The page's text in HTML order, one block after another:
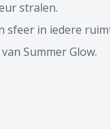
stralen.
sfeer in iedere
Summer Glow.